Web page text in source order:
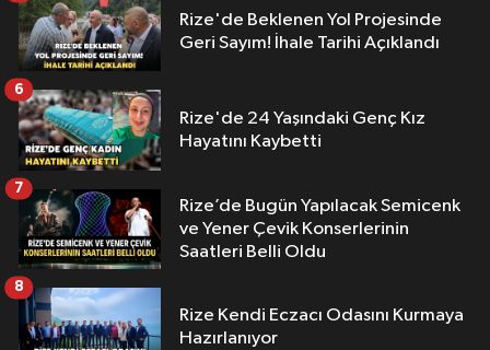
Rize'de Beklenen Yol Projesinde
Geri Sayım! İhale Tarihi Açıklandı
Rize'de 24 Yaşındaki Genç Kız
Hayatını Kaybetti
6
Rize’de Bugün Yapılacak Semicenk
ve Yener Çevik Konserlerinin
Saatleri Belli Oldu
7
Rize Kendi Eczacı Odasını Kurmaya
Hazırlanıyor
8